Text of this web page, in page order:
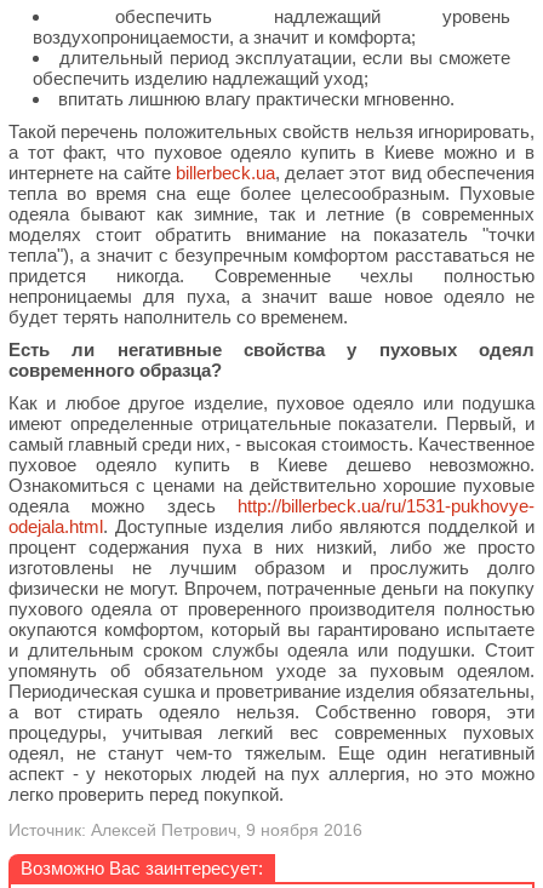
обеспечить надлежащий уровень
воздухопроницаемости, а значит и комфорта;
длительный период эксплуатации, если вы сможете
обеспечить изделию надлежащий уход;
впитать лишнюю влагу практически мгновенно.
Такой перечень положительных свойств нельзя игнорировать,
а тот факт, что пуховое одеяло купить в Киеве можно и в
интернете на сайте billerbeck.ua, делает этот вид обеспечения
тепла во время сна еще более целесообразным. Пуховые
одеяла бывают как зимние, так и летние (в современных
моделях стоит обратить внимание на показатель "точки
тепла"), а значит с безупречным комфортом расставаться не
придется никогда. Современные чехлы полностью
непроницаемы для пуха, а значит ваше новое одеяло не
будет терять наполнитель со временем.
Есть ли негативные свойства у пуховых одеял
современного образца?
Как и любое другое изделие, пуховое одеяло или подушка
имеют определенные отрицательные показатели. Первый, и
самый главный среди них, - высокая стоимость. Качественное
пуховое одеяло купить в Киеве дешево невозможно.
Ознакомиться с ценами на действительно хорошие пуховые
одеяла можно здесь http://billerbeck.ua/ru/1531-pukhovye-
odejala.html. Доступные изделия либо являются подделкой и
процент содержания пуха в них низкий, либо же просто
изготовлены не лучшим образом и прослужить долго
физически не могут. Впрочем, потраченные деньги на покупку
пухового одеяла от проверенного производителя полностью
окупаются комфортом, который вы гарантировано испытаете
и длительным сроком службы одеяла или подушки. Стоит
упомянуть об обязательном уходе за пуховым одеялом.
Периодическая сушка и проветривание изделия обязательны,
а вот стирать одеяло нельзя. Собственно говоря, эти
процедуры, учитывая легкий вес современных пуховых
одеял, не станут чем-то тяжелым. Еще один негативный
аспект - у некоторых людей на пух аллергия, но это можно
легко проверить перед покупкой.
Источник: Алексей Петрович, 9 ноября 2016
Возможно Вас заинтересует: